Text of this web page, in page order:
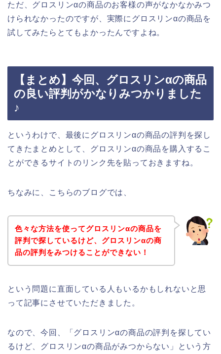
ただ、グロスリンαの商品のお客様の声がなかなかみつ
けられなかったのですが、実際にグロスリンαの商品を
試してみたらとてもよかったんですよね。
【まとめ】今回、グロスリンαの商品
の良い評判がかなりみつかりました
♪
というわけで、最後にグロスリンαの商品の評判を探し
てきたまとめとして、グロスリンαの商品を購入するこ
とができるサイトのリンク先を貼っておきますね。
ちなみに、こちらのブログでは、
色々な方法を使ってグロスリンαの商品を
評判で探しているけど、グロスリンαの商
品の評判をみつけることができない！
という問題に直面している人もいるかもしれないと思
って記事にさせていただきました。
なので、今回、「グロスリンαの商品の評判を探してい
るけど、グロスリンαの商品がみつからない」という方